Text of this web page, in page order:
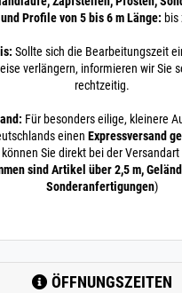
Profile von 5 bis 6 m Länge:
Sollte sich die Bearbeitungszeit
verlängern, informieren wir Sie
rechtzeitig.
Für besonders eilige, kleinere
einen Expressversand
können Sie direkt bei der
sind Artikel über 2,5 m,
Sonderanfertigungen)
ÖFFNUNGSZEITEN